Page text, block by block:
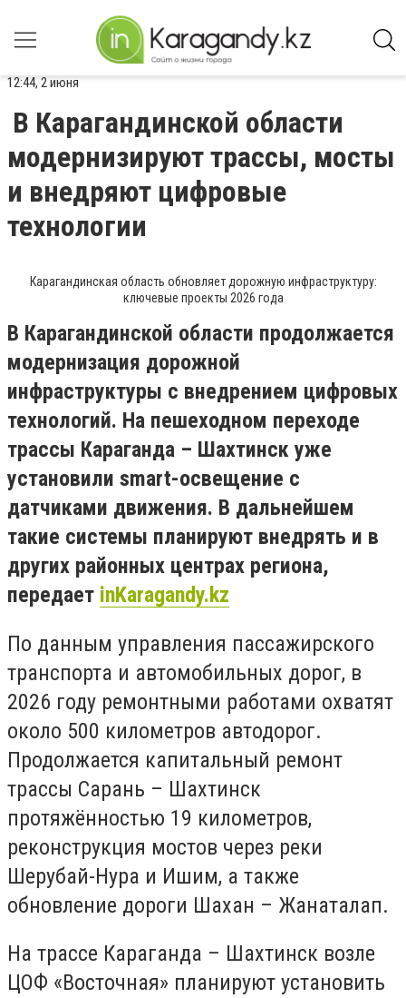
12:44, 2 июня
В Карагандинской области
модернизируют трассы, мосты
и внедряют цифровые
технологии
Карагандинская область обновляет дорожную инфраструктуру:
ключевые проекты 2026 года
В Карагандинской области продолжается
модернизация дорожной
инфраструктуры с внедрением цифровых
технологий. На пешеходном переходе
трассы Караганда – Шахтинск уже
установили smart-освещение с
датчиками движения. В дальнейшем
такие системы планируют внедрять и в
других районных центрах региона,
передает inKaragandy.kz
По данным управления пассажирского
транспорта и автомобильных дорог, в
2026 году ремонтными работами охватят
около 500 километров автодорог.
Продолжается капитальный ремонт
трассы Сарань – Шахтинск
протяжённостью 19 километров,
реконструкция мостов через реки
Шерубай-Нура и Ишим, а также
обновление дороги Шахан – Жанаталап.
На трассе Караганда – Шахтинск возле
ЦОФ «Восточная» планируют установить